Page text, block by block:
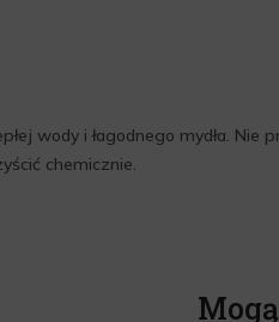
wody i łagodnego mydła. Nie
chemicznie.